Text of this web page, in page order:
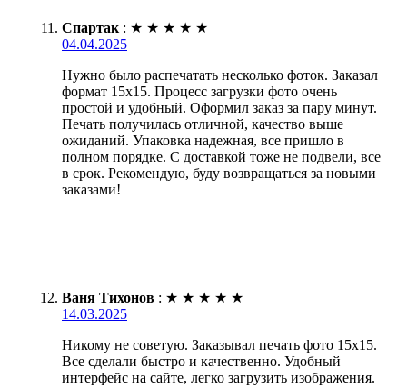
Спартак : ★ ★ ★ ★ ★
04.04.2025
Нужно было распечатать несколько фоток. Заказал
формат 15х15. Процесс загрузки фото очень
простой и удобный. Оформил заказ за пару минут.
Печать получилась отличной, качество выше
ожиданий. Упаковка надежная, все пришло в
полном порядке. С доставкой тоже не подвели, все
в срок. Рекомендую, буду возвращаться за новыми
заказами!
Ваня Тихонов : ★ ★ ★ ★ ★
14.03.2025
Никому не советую. Заказывал печать фото 15х15.
Все сделали быстро и качественно. Удобный
интерфейс на сайте, легко загрузить изображения.